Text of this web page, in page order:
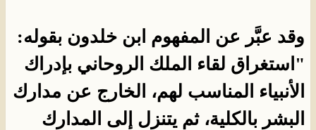
وقد عبَّر عن المفهوم ابن خلدون بقوله:
"استغراق لقاء الملك الروحاني بإدراك
الأنبياء المناسب لهم، الخارج عن مدارك
البشر بالكلية، ثم يتنزل إلى المدارك